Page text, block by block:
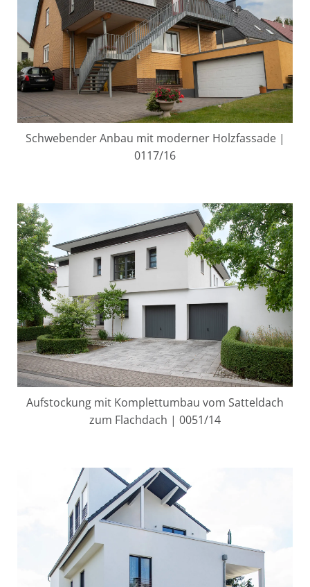
Schwebender Anbau mit moderner Holzfassade |
0117/16
Aufstockung mit Komplettumbau vom Satteldach
zum Flachdach | 0051/14